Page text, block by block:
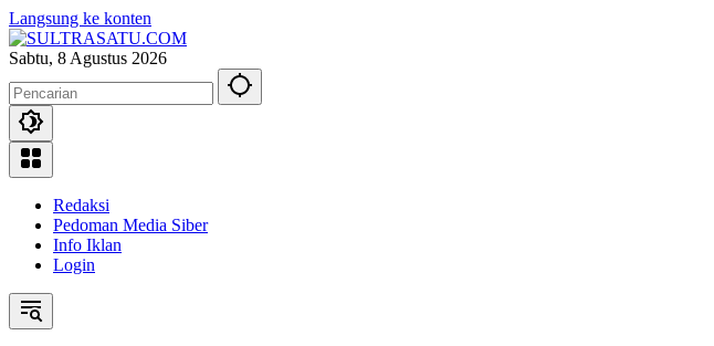
Langsung ke konten
Sabtu, 8 Agustus 2026
Redaksi
Pedoman Media Siber
Info Iklan
Login